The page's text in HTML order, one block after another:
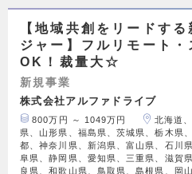
【地域共創をリードす
ジャー】フルリモート
OK！裁量大☆
新規事業
株式会社アルファドライブ
800万円 ～ 1049万円
北海道
県、山形県、福島県、茨城県、栃木県
都、神奈川県、新潟県、富山県、石川
阜県、静岡県、愛知県、三重県、滋賀
良県、和歌山県、鳥取県、島根県、岡